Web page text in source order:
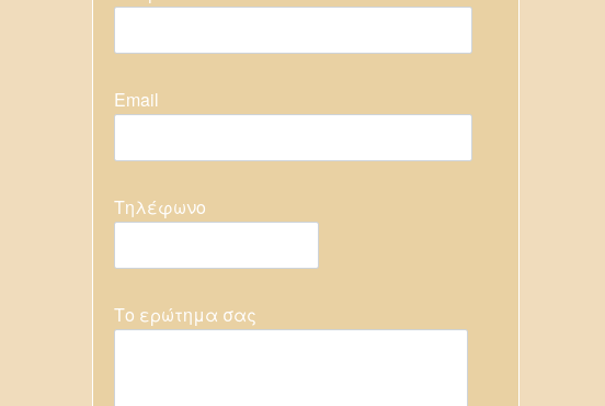
Εmail
Τηλέφωνο
Το ερώτημα σας